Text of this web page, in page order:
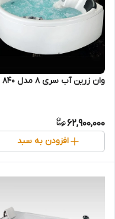
وان زرین آب سری 8 مدل 840
62,900,000
افزودن به سبد